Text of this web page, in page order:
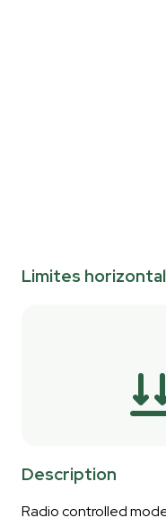
Limites
Description
Radio controlled